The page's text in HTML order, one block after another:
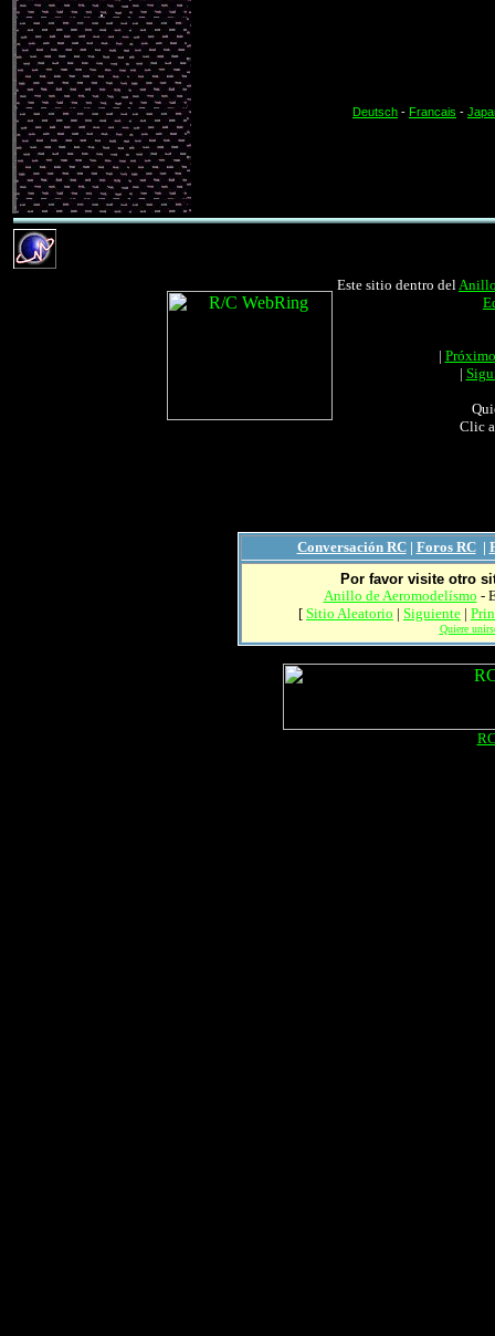
.
Deutsch - Francais -
Este sitio dentro del
| Próximo
|
Clic
Conversación RC| Foros RC|
Por favor visite otro
Anillo de Aeromodelísmo -
[ Sitio Aleatorio | Siguiente |
Quiere